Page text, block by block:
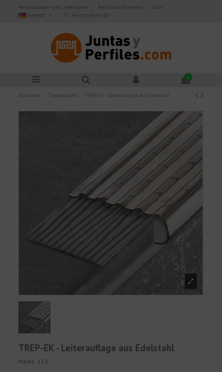
Versandkosten und Lieferzeiten Rechtliche Hinweise
Start
Deutsch
Wunschzettel (0)
0
Startseite Treppenprofil TREP-EK - Leiterauflage aus Edelstahl
TREP-EK - Leiterauflage aus Edelstahl
Marke: 153